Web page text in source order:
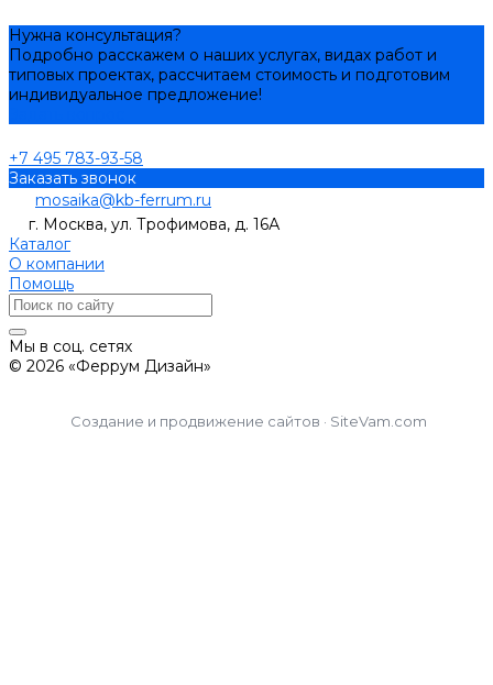
Нужна консультация?
Подробно расскажем о наших услугах, видах работ и
типовых проектах, рассчитаем стоимость и подготовим
индивидуальное предложение!
+7 495 783-93-58
Заказать звонок
mosaika@kb-ferrum.ru
г. Москва, ул. Трофимова, д. 16А
Каталог
О компании
Помощь
Мы в соц. сетях
© 2026 «Феррум Дизайн»
Создание и продвижение сайтов · SiteVam.com